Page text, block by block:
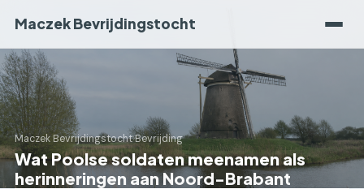
Maczek Bevrijdingstocht
Maczek Bevrijdingstocht›Bevrijding
Wat Poolse soldaten meenamen als
herinneringen aan Noord-Brabant